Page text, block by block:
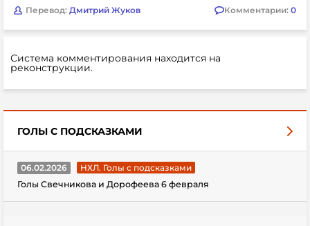
Перевод: Дмитрий Жуков Комментарии: 0
Система комментирования находится на
реконструкции.
ГОЛЫ С ПОДСКАЗКАМИ
06.02.2026
НХЛ. Голы с подсказками
Голы Свечникова и Дорофеева 6 февраля